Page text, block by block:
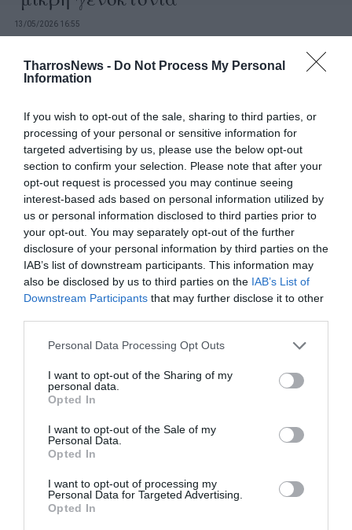
TharrosNews - Do Not Process My Personal
Information
If you wish to opt-out of the sale, sharing to third parties, or
processing of your personal or sensitive information for
targeted advertising by us, please use the below opt-out
section to confirm your selection. Please note that after your
opt-out request is processed you may continue seeing
interest-based ads based on personal information utilized by
us or personal information disclosed to third parties prior to
your opt-out. You may separately opt-out of the further
disclosure of your personal information by third parties on the
IAB’s list of downstream participants. This information may
also be disclosed by us to third parties on the IAB’s List of
Downstream Participants that may further disclose it to other
Personal Data Processing Opt Outs
I want to opt-out of the Sharing of my
personal data.
Opted In
I want to opt-out of the Sale of my
Personal Data.
Opted In
I want to opt-out of processing my
Personal Data for Targeted Advertising.
Opted In
13/05/2026 16:55
Εκδήλωση και έκθεση για την αίτηση ένταξης στις
Μαρτυρικές Πόλεις Οι αριθμοί είναι αμείλικτοι:
«Καλαμάτα – Μαρτυρική πόλη»:
εκδήλωση
Τα στοιχεία του φακέλου της Καλαμάτας για την
ένταξή της στο Δίκτυο Μαρτυρικών Πόλεων θα
παρουσιαστούν σε εκδήλωση...